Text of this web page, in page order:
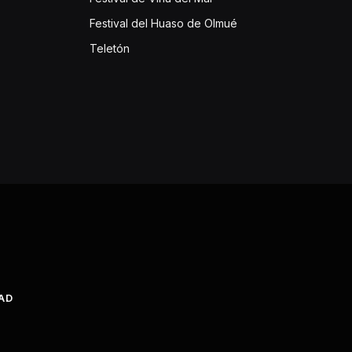
Festival del Huaso de Olmué
Teletón